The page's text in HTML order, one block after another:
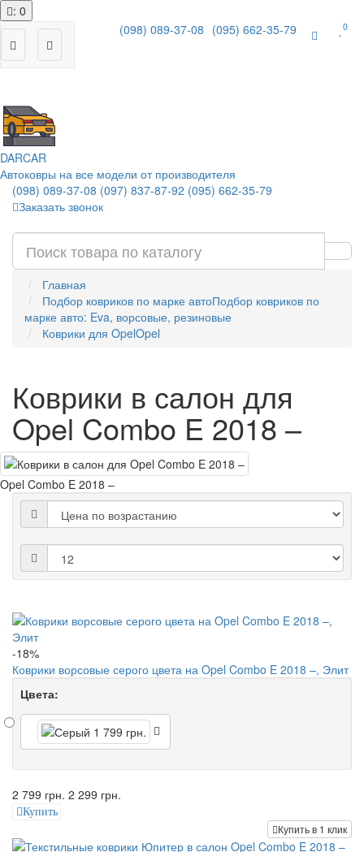
: 0
(098) 089-37-08 (095) 662-35-79 0
DARCAR
Автоковры на все модели от производителя
(098) 089-37-08 (097) 837-87-92 (095) 662-35-79
Заказать звонок
Главная
Подбор ковриков по марке автоПодбор ковриков по
марке авто: Eva, ворсовые, резиновые
Коврики для OpelOpel
Коврики в салон для
Opel Combo E 2018 –
Opel Combo E 2018 –
-18%
Коврики ворсовые серого цвета на Opel Combo E 2018 –, Элит
Цвета:
2 799 грн. 2 299 грн.
Купить
Купить в 1 клик